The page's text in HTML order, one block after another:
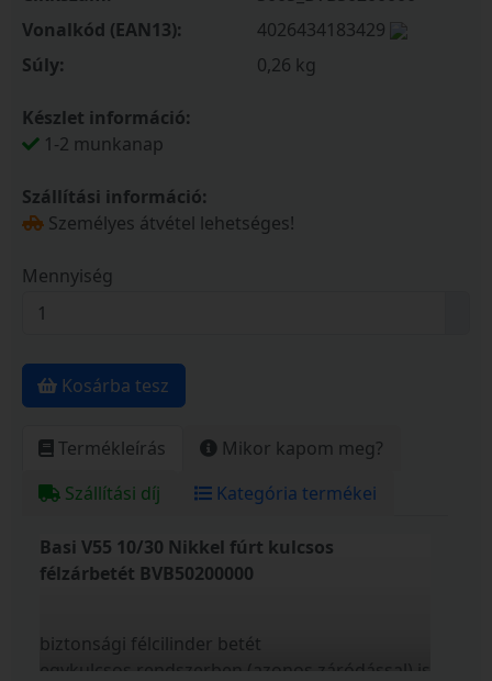
Vonalkód (EAN13):
4026434183429
Súly:
0,26 kg
Készlet információ:
1-2 munkanap
Szállítási információ:
Személyes átvétel lehetséges!
Mennyiség
Kosárba tesz
Termékleírás
Mikor kapom meg?
Szállítási díj
Kategória termékei
Basi V55 10/30 Nikkel fúrt kulcsos
félzárbetét BVB50200000
biztonsági félcilinder betét
egykulcsos rendszerben (azonos záródással) is